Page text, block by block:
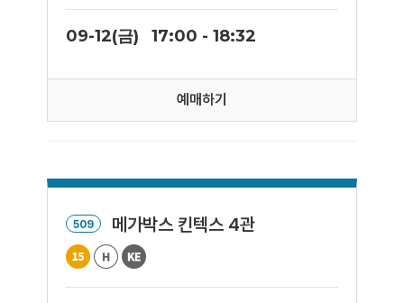
09-12(금) 17:00 - 18:32
예매하기
509 메가박스 킨텍스 4관